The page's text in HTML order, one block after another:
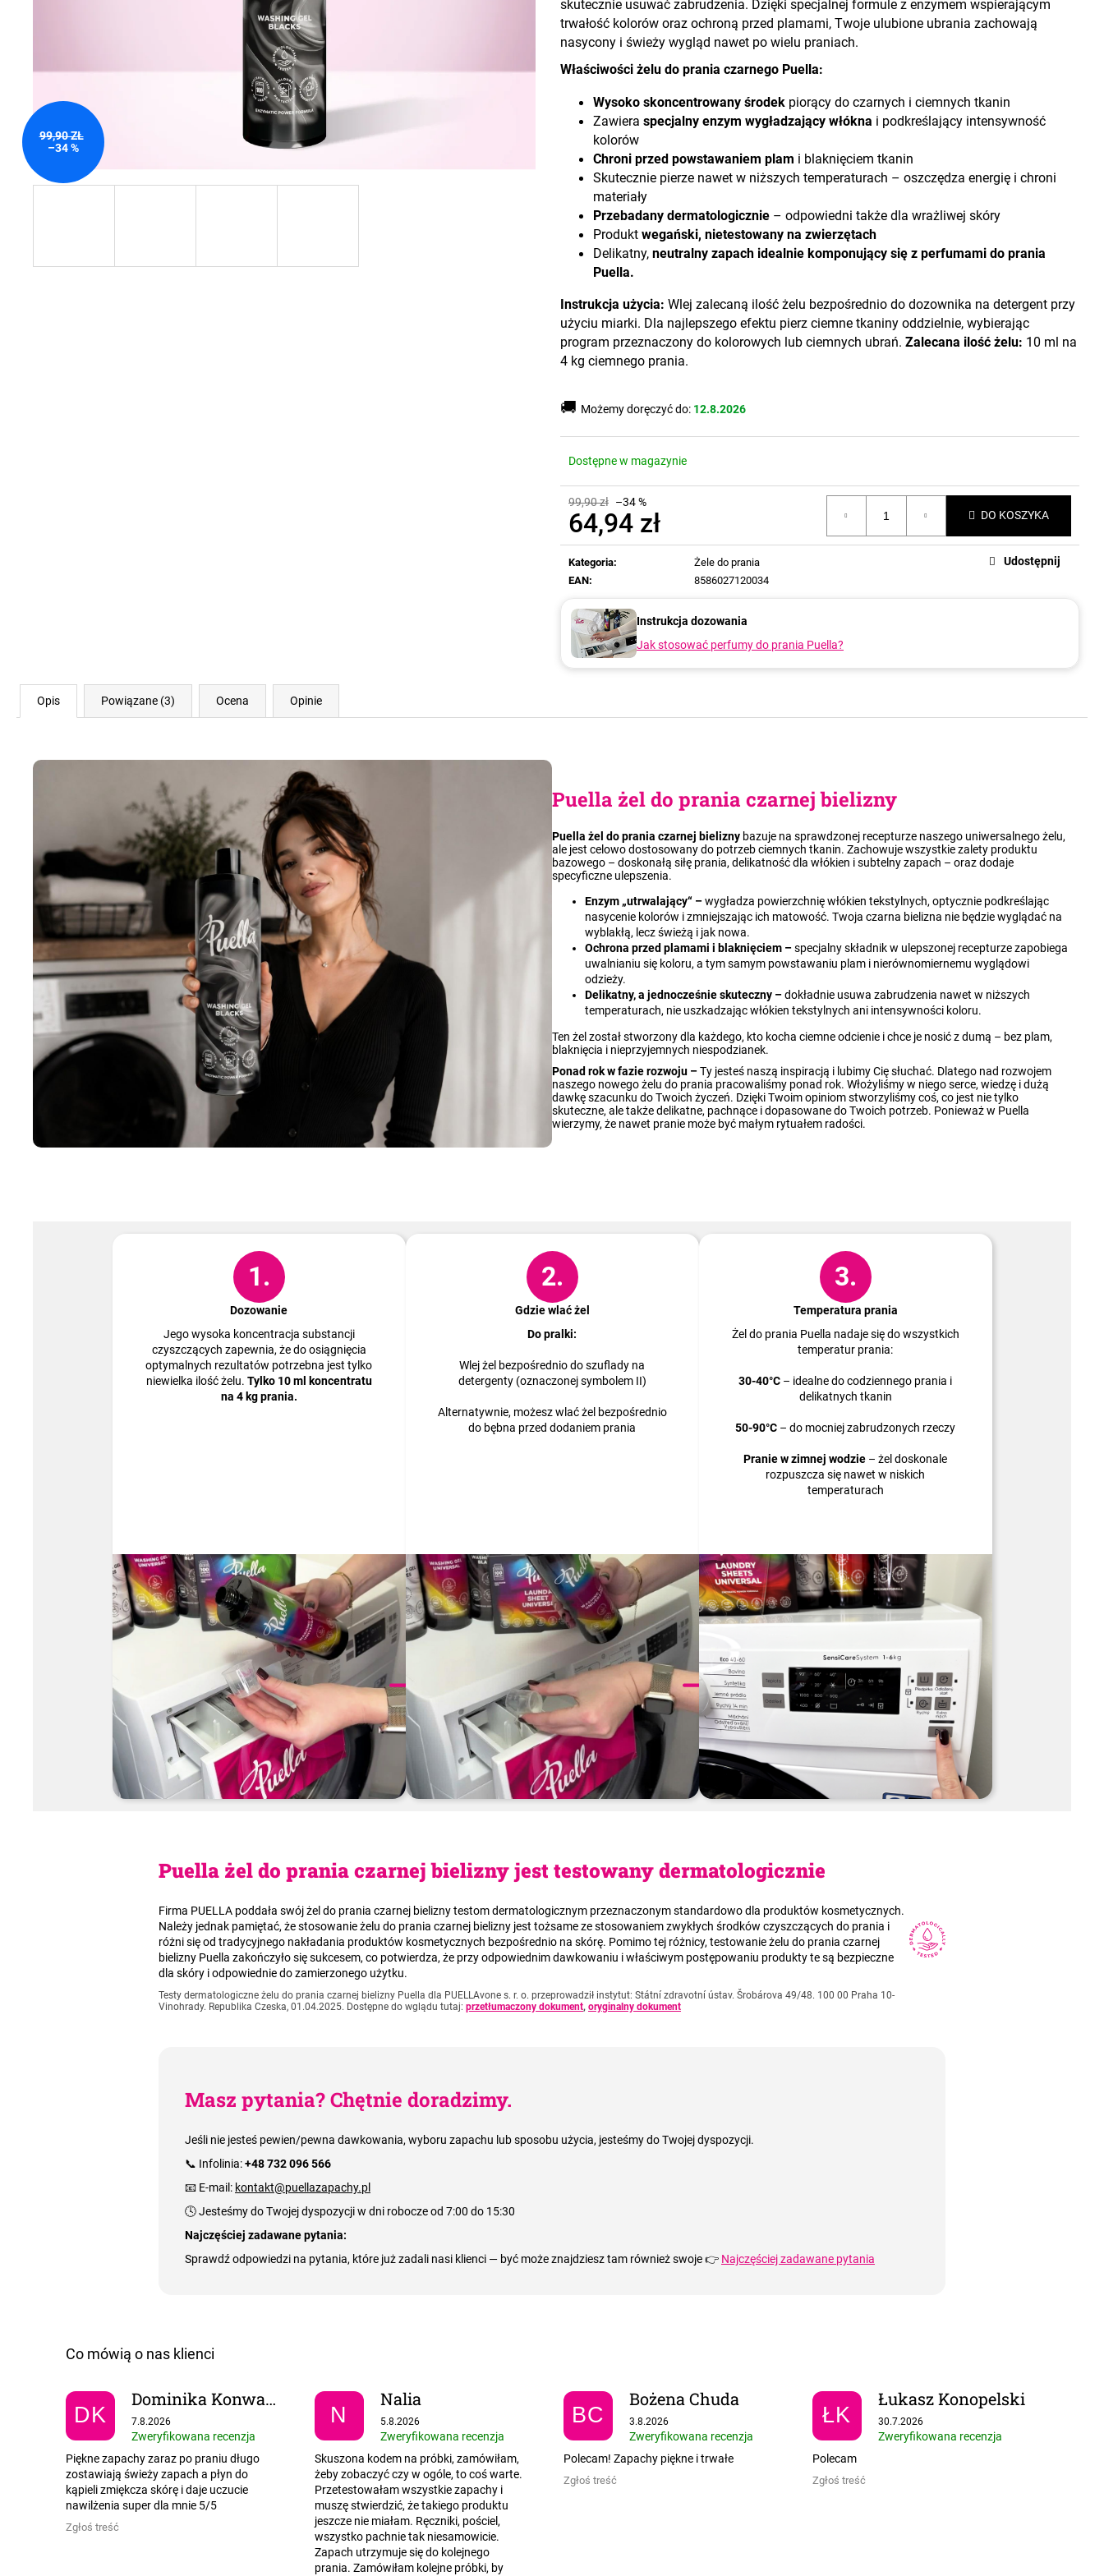
skutecznie usuwać zabrudzenia. Dzięki specjalnej formule z enzymem wspierającym
trwałość kolorów oraz ochroną przed plamami, Twoje ulubione ubrania zachowają
nasycony i świeży wygląd nawet po wielu praniach.
Właściwości żelu do prania czarnego Puella:
Wysoko skoncentrowany środek piorący do czarnych i ciemnych tkanin
Zawiera specjalny enzym wygładzający włókna i podkreślający intensywność
kolorów
Chroni przed powstawaniem plam i blaknięciem tkanin
Skutecznie pierze nawet w niższych temperaturach – oszczędza energię i chroni
materiały
Przebadany dermatologicznie – odpowiedni także dla wrażliwej skóry
Produkt wegański, nietestowany na zwierzętach
Delikatny, neutralny zapach idealnie komponujący się z perfumami do prania
Puella.
Instrukcja użycia: Wlej zalecaną ilość żelu bezpośrednio do dozownika na detergent przy
użyciu miarki. Dla najlepszego efektu pierz ciemne tkaniny oddzielnie, wybierając
program przeznaczony do kolorowych lub ciemnych ubrań. Zalecana ilość żelu: 10 ml na
4 kg ciemnego prania.
🚚 Możemy doręczyć do: 12.8.2026
Dostępne w magazynie
99,90 zł –34 %
64,94 zł
Cena
jednostkowa:
DO KOSZYKA
Kategoria:
Żele do prania
EAN: 8586027120034
Udostępnij
Instrukcja dozowania
Jak stosować perfumy do prania Puella?
99,90 ZŁ
–34 %
Opis Powiązane (3) Ocena Opinie
Puella żel do prania czarnej bielizny
Puella żel do prania czarnej bielizny bazuje na sprawdzonej recepturze naszego uniwersalnego żelu,
ale jest celowo dostosowany do potrzeb ciemnych tkanin. Zachowuje wszystkie zalety produktu
bazowego – doskonałą siłę prania, delikatność dla włókien i subtelny zapach – oraz dodaje
specyficzne ulepszenia.
Enzym „utrwalający“ –wygładza powierzchnię włókien tekstylnych, optycznie podkreślając
nasycenie kolorów i zmniejszając ich matowość. Twoja czarna bielizna nie będzie wyglądać na
wyblakłą, lecz świeżą i jak nowa.
Ochrona przed plamami i blaknięciem –specjalny składnik w ulepszonej recepturze zapobiega
uwalnianiu się koloru, a tym samym powstawaniu plam i nierównomiernemu wyglądowi
odzieży.
Delikatny, a jednocześnie skuteczny –dokładnie usuwa zabrudzenia nawet w niższych
temperaturach, nie uszkadzając włókien tekstylnych ani intensywności koloru.
Ten żel został stworzony dla każdego, kto kocha ciemne odcienie i chce je nosić z dumą – bez plam,
blaknięcia i nieprzyjemnych niespodzianek.
Ponad rok w fazie rozwoju –Ty jesteś naszą inspiracją i lubimy Cię słuchać. Dlatego nad rozwojem
naszego nowego żelu do prania pracowaliśmy ponad rok. Włożyliśmy w niego serce, wiedzę i dużą
dawkę szacunku do Twoich życzeń. Dzięki Twoim opiniom stworzyliśmy coś, co jest nie tylko
skuteczne, ale także delikatne, pachnące i dopasowane do Twoich potrzeb. Ponieważ w Puella
wierzymy, że nawet pranie może być małym rytuałem radości.
Jak to zrobić?
1.
Dozowanie
Jego wysoka koncentracja substancji
czyszczących zapewnia, że do osiągnięcia
optymalnych rezultatów potrzebna jest tylko
niewielka ilość żelu. Tylko 10 ml koncentratu
na 4 kg prania.
2.
Gdzie wlać żel
Do pralki:
Wlej żel bezpośrednio do szuflady na
detergenty (oznaczonej symbolem II)
Alternatywnie, możesz wlać żel bezpośrednio
do bębna przed dodaniem prania
3.
Temperatura prania
Żel do prania Puella nadaje się do wszystkich
temperatur prania:
30-40°C – idealne do codziennego prania i
delikatnych tkanin
50-90°C – do mocniej zabrudzonych rzeczy
Pranie w zimnej wodzie – żel doskonale
rozpuszcza się nawet w niskich
temperaturach
Chcesz wiedzieć więcej? Sprawdź naszą podstronę Instrukcje.
Puella żel do prania czarnej bielizny jest testowany dermatologicznie
Firma PUELLA poddała swój żel do prania czarnej bielizny testom dermatologicznym przeznaczonym standardowo dla produktów kosmetycznych.
Należy jednak pamiętać, że stosowanie żelu do prania czarnej bielizny jest tożsame ze stosowaniem zwykłych środków czyszczących do prania i
różni się od tradycyjnego nakładania produktów kosmetycznych bezpośrednio na skórę. Pomimo tej różnicy, testowanie żelu do prania czarnej
bielizny Puella zakończyło się sukcesem, co potwierdza, że przy odpowiednim dawkowaniu i właściwym postępowaniu produkty te są bezpieczne
dla skóry i odpowiednie do zamierzonego użytku.
Testy dermatologiczne żelu do prania czarnej bielizny Puella dla PUELLAvone s. r. o. przeprowadził instytut: Státní zdravotní ústav. Šrobárova 49/48. 100 00 Praha 10-
Vinohrady. Republika Czeska, 01.04.2025. Dostępne do wglądu tutaj: przetłumaczony dokument, oryginalny dokument
Masz pytania? Chętnie doradzimy.
Jeśli nie jesteś pewien/pewna dawkowania, wyboru zapachu lub sposobu użycia, jesteśmy do Twojej dyspozycji.
📞 Infolinia:+48 732 096 566
📧 E-mail: kontakt@puellazapachy.pl
🕓 Jesteśmy do Twojej dyspozycji w dni robocze od 7:00 do 15:30
Najczęściej zadawane pytania:
Sprawdź odpowiedzi na pytania, które już zadali nasi klienci — być może znajdziesz tam również swoje 👉 Najczęściej zadawane pytania
DK
Dominika Konwant
Ocena sklepu to 5 na 5 gwiazdek.
7.8.2026
Zweryfikowana recenzja
Piękne zapachy zaraz po praniu długo
zostawiają świeży zapach a płyn do
kąpieli zmiękcza skórę i daje uczucie
nawilżenia super dla mnie 5/5
Zgłoś treść
N
Nalia
Ocena sklepu to 5 na 5 gwiazdek.
5.8.2026
Zweryfikowana recenzja
Skuszona kodem na próbki, zamówiłam,
żeby zobaczyć czy w ogóle, to coś warte.
Przetestowałam wszystkie zapachy i
muszę stwierdzić, że takiego produktu
jeszcze nie miałam. Ręczniki, pościel,
wszystko pachnie tak niesamowicie.
Zapach utrzymuje się do kolejnego
prania. Zamówiłam kolejne próbki, by
BC
Bożena Chuda
Ocena sklepu to 5 na 5 gwiazdek.
3.8.2026
Zweryfikowana recenzja
Polecam! Zapachy piękne i trwałe
Zgłoś treść
ŁK
Łukasz Konopelski
Ocena sklepu to 5 na 5 gwiazdek.
30.7.2026
Zweryfikowana recenzja
Polecam
Zgłoś treść